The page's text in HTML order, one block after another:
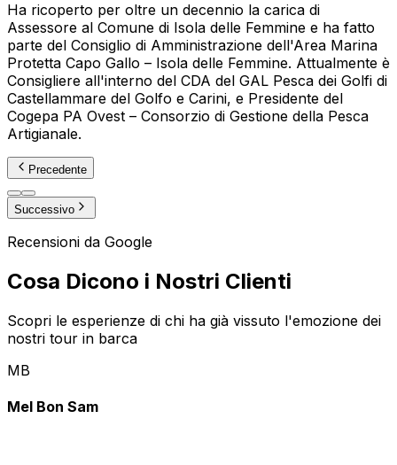
Ha ricoperto per oltre un decennio la carica di
Assessore al Comune di Isola delle Femmine e ha fatto
parte del Consiglio di Amministrazione dell'Area Marina
Protetta Capo Gallo – Isola delle Femmine. Attualmente è
Consigliere all'interno del CDA del GAL Pesca dei Golfi di
Castellammare del Golfo e Carini, e Presidente del
Cogepa PA Ovest – Consorzio di Gestione della Pesca
Artigianale.
Precedente
Successivo
Recensioni da Google
Cosa Dicono i Nostri Clienti
Scopri le esperienze di chi ha già vissuto l'emozione dei
nostri tour in barca
MB
Mel Bon Sam